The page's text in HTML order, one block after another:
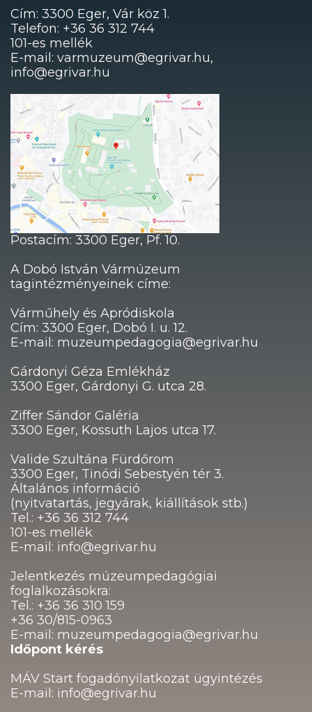
Cím: 3300 Eger, Vár köz 1.
Telefon: +36 36 312 744
101-es mellék
E-mail: varmuzeum@egrivar.hu,
info@egrivar.hu
Postacím: 3300 Eger, Pf. 10.
A Dobó István Vármúzeum
tagintézményeinek címe:
Várműhely és Apródiskola
Cím: 3300 Eger, Dobó I. u. 12.
E-mail: muzeumpedagogia@egrivar.hu
Gárdonyi Géza Emlékház
3300 Eger, Gárdonyi G. utca 28.
Ziffer Sándor Galéria
3300 Eger, Kossuth Lajos utca 17.
Valide Szultána Fürdőrom
3300 Eger, Tinódi Sebestyén tér 3.
Általános információ
(nyitvatartás, jegyárak, kiállítások stb.)
Tel.: +36 36 312 744
101-es mellék
E-mail: info@egrivar.hu
Jelentkezés múzeumpedagógiai
foglalkozásokra:
Tel.: +36 36 310 159
+36 30/815-0963
E-mail: muzeumpedagogia@egrivar.hu
Időpont kérés
MÁV Start fogadónyilatkozat ügyintézés
E-mail: info@egrivar.hu